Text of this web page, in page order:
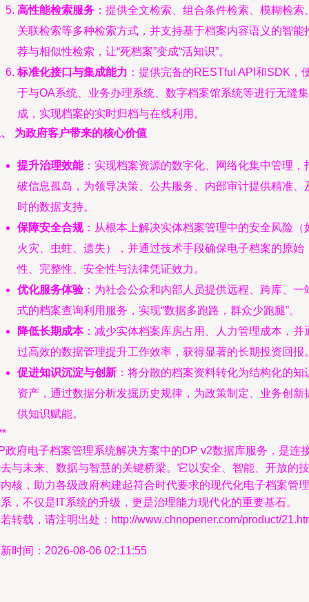
高性能检索服务 ：提供全文检索、组合条件检索、模糊检索
关联检索等多种检索方式，并支持基于档案内容语义的智能
荐与相似性检索，让“死档案”变成“活知识”。
标准化接口与集成能力 ：提供完备的RESTful API和SDK，
于与OA系统、业务办理系统、数字档案馆系统等进行无缝集
成，实现档案的实时归档与在线利用。
为政府客户带来的核心价值
提升治理效能：实现档案资源的数字化、网络化集中管理，
破信息孤岛，为领导决策、公共服务、内部审计提供精准、
时的数据支持。
保障安全合规：从根本上解决实体档案管理中的安全风险（
火灾、虫蛀、遗失），并通过技术手段确保电子档案的原始
性、完整性、安全性与法律凭证效力。
优化服务体验：为社会公众和内部人员提供远程、跨库、一
式的档案查询利用服务，实现“数据多跑路，群众少跑腿”。
降低长期成本：减少实体档案库房占用、人力管理成本，并
过高效的数据管理提升工作效率，获得显著的长期投资回报
促进知识沉淀与创新 ：将分散的档案资料转化为结构化的知
资产，通过数据分析发掘历史规律，为政策制定、业务创新
供知识赋能。
政府电子档案管理系统解决方案中的DP v2数据库服务，是连
与未来、数据与智慧的关键桥梁。它以安全、智能、开放的技
核，助力各级政府构建起符合时代要求的现代化电子档案管理
，不仅是IT系统的升级，更是治理能力现代化的重要基石。
转载，请注明出处：http://www.chnopener.com/product/
时间：2026-08-06 02:11:55